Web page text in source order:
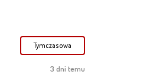
Tymczasowa
3 dni temu